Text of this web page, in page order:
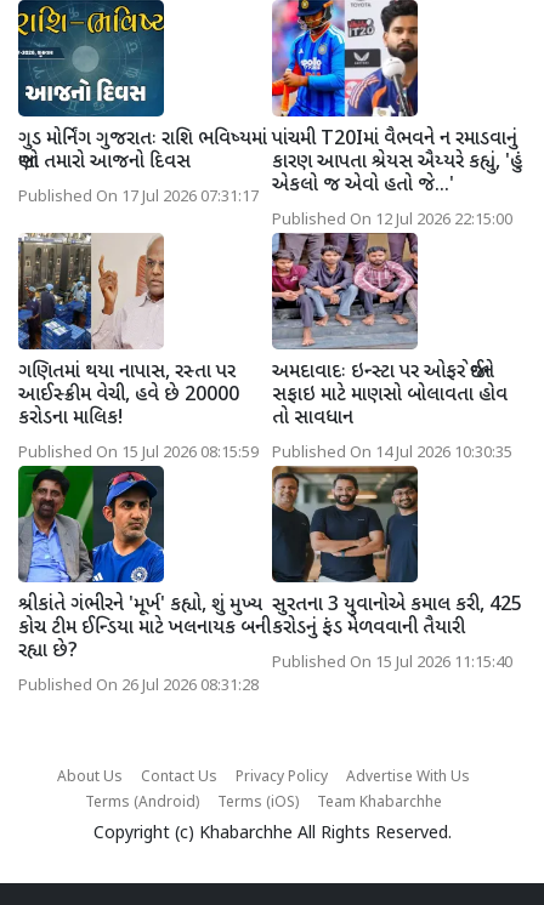
ગુડ મોર્નિંગ ગુજરાતઃ રાશિ ભવિષ્યમાં
જાણો તમારો આજનો દિવસ
Published On 17 Jul 2026 07:31:17
પાંચમી T20Iમાં વૈભવને ન રમાડવાનું
કારણ આપતા શ્રેયસ ઐય્યરે કહ્યું, 'હું
એકલો જ એવો હતો જે...'
Published On 12 Jul 2026 22:15:00
ગણિતમાં થયા નાપાસ, રસ્તા પર
આઈસ્ક્રીમ વેચી, હવે છે 20000
કરોડના માલિક!
Published On 15 Jul 2026 08:15:59
અમદાવાદઃ ઇન્સ્ટા પર ઓફર જોઈને
સફાઇ માટે માણસો બોલાવતા હોવ
તો સાવધાન
Published On 14 Jul 2026 10:30:35
શ્રીકાંતે ગંભીરને 'મૂર્ખ' કહ્યો, શું મુખ્ય
કોચ ટીમ ઈન્ડિયા માટે ખલનાયક બની
રહ્યા છે?
Published On 26 Jul 2026 08:31:28
સુરતના 3 યુવાનોએ કમાલ કરી, 425
કરોડનું ફંડ મેળવવાની તૈયારી
Published On 15 Jul 2026 11:15:40
About Us Contact Us Privacy Policy
Advertise With Us
Terms (Android)
Terms (iOS) Team Khabarchhe
Copyright (c) Khabarchhe All Rights Reserved.